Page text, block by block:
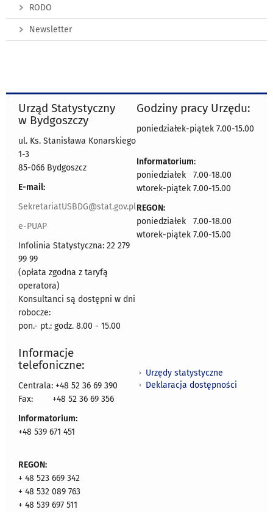
RODO
Newsletter
Urząd Statystyczny
w Bydgoszczy
ul. Ks. Stanisława Konarskiego
1-3
85-066 Bydgoszcz
E-mail:
SekretariatUSBDG@stat.gov.pl
e-PUAP
Infolinia Statystyczna: 22 279
99 99
(opłata zgodna z taryfą
operatora)
Konsultanci są dostępni w dni
robocze:
pon.- pt.: godz. 8.00 - 15.00
Godziny pracy Urzędu:
poniedziałek-piątek 7.00-15.00
Informatorium:
poniedziałek 7.00-18.00
wtorek-piątek 7.00-15.00
REGON:
poniedziałek 7.00-18.00
wtorek-piątek 7.00-15.00
Informacje
telefoniczne:
Centrala: +48 52 36 69 390
Fax:
+48 52 36 69 356
Informatorium:
+48 539 671 451
REGON:
+ 48 523 669 342
+ 48 532 089 763
+ 48 539 697 511
Urzędy statystyczne
Deklaracja dostępności